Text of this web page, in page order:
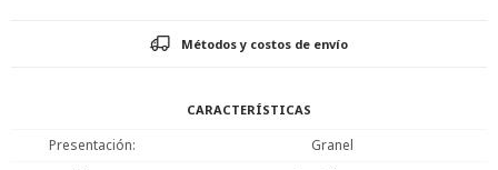
Métodos y costos de envío
CARACTERÍSTICAS
Presentación
Granel